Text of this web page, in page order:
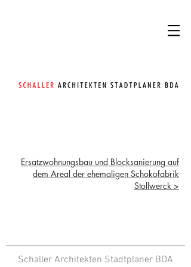
Ersatzwohnungsbau und Blocksanierung auf
dem Areal der ehemaligen Schokofabrik
Stollwerck >
Schaller Architekten Stadtplaner BDA